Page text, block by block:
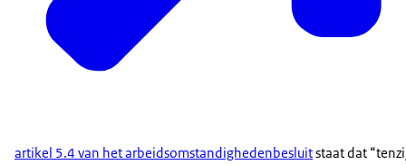
artikel 5.4 van het arbeidsomstandighedenbesluitstaat dat